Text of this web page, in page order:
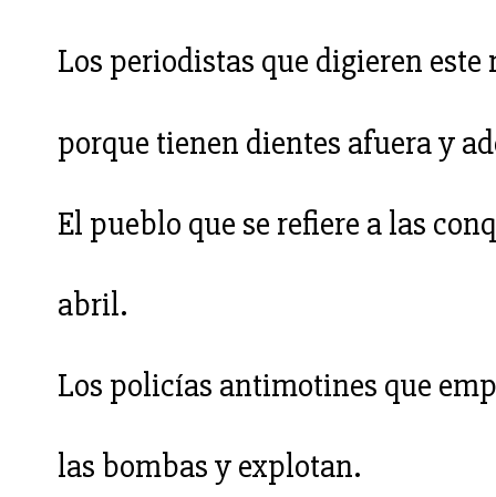
Los periodistas que digieren
porque tienen dientes afuera y
El pueblo que se refiere a las
abril.
Los policías antimotines que
las bombas y explotan.